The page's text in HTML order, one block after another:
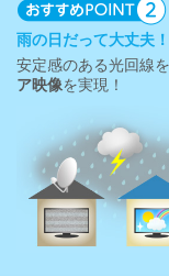
雨の日だって大丈夫！
安定感のある光回線
ア映像を実現！